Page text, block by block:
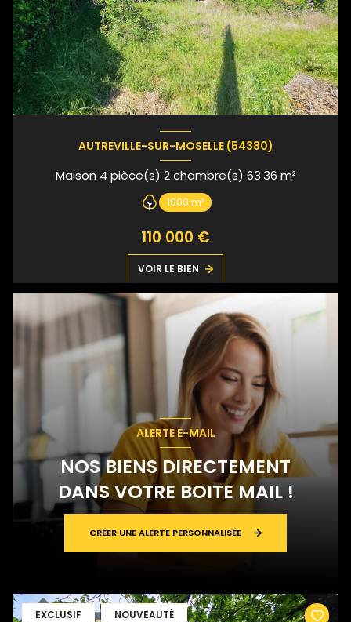
AUTREVILLE-SUR-MOSELLE (54380)
Maison 4 pièce(s) 2 chambre(s) 63.36 m²
1000 m²
110 000 €
VOIR LE BIEN
ALERTE E-MAIL
NOS BIENS DIRECTEMENT
DANS VOTRE BOITE MAIL !
CRÉER UNE ALERTE PERSONNALISÉE
EXCLUSIF NOUVEAUTÉ